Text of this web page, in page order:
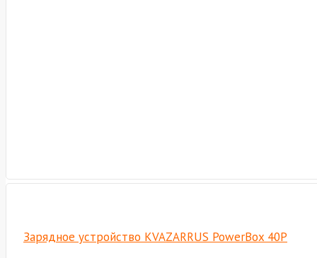
Зарядное устройство KVAZARRUS PowerBox 40P